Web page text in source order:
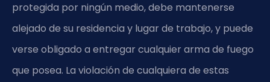
protegida por ningún medio, debe mantenerse
alejado de su residencia y lugar de trabajo, y puede
verse obligado a entregar cualquier arma de fuego
que posea. La violación de cualquiera de estas